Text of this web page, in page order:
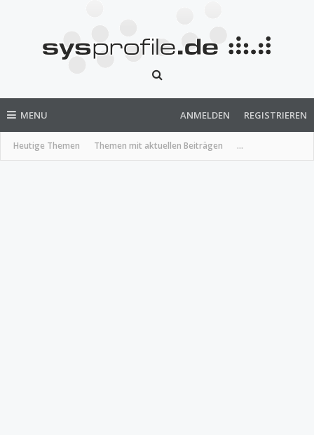
MENU
Heutige Themen Themen mit aktuellen Beiträgen ...
ANMELDEN REGISTRIEREN